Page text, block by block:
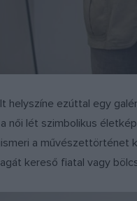
helyszíne ezúttal egy
női lét szimbolikus
a művészettörténet
kereső fiatal vagy